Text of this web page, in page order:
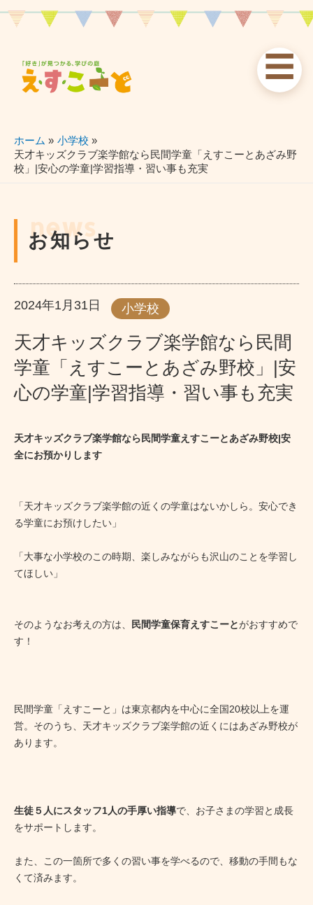
☰
お知らせ
news
えすこーと 各校案内
schools
ホーム
小学校
天才キッズクラブ楽学館なら民間学童「えすこーとあざみ野
校」|安心の学童|学習指導・習い事も充実
news
お知らせ
2024年1月31日 小学校
天才キッズクラブ楽学館なら民間
学童「えすこーとあざみ野校」|安
心の学童|学習指導・習い事も充実
天才キッズクラブ楽学館なら民間学童えすこーとあざみ野校|安
全にお預かりします
「天才キッズクラブ楽学館の近くの学童はないかしら。安心でき
る学童にお預けしたい」
「大事な小学校のこの時期、楽しみながらも沢山のことを学習し
てほしい」
そのようなお考えの方は、 民間学童保育えすこーとがおすすめで
す！
民間学童「えすこーと」は東京都内を中心に全国20校以上を運
営。そのうち、天才キッズクラブ楽学館の近くにはあざみ野校が
あります。
生徒５人にスタッフ1人の手厚い指導で、お子さまの学習と成長
をサポートします。
また、この一箇所で多くの習い事を学べるので、移動の手間もな
くて済みます。